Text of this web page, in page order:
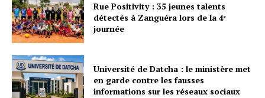
Rue Positivity : 35 jeunes talents
détectés à Zanguéra lors de la 4ᵉ
journée
Université de Datcha : le ministère met
en garde contre les fausses
informations sur les réseaux sociaux